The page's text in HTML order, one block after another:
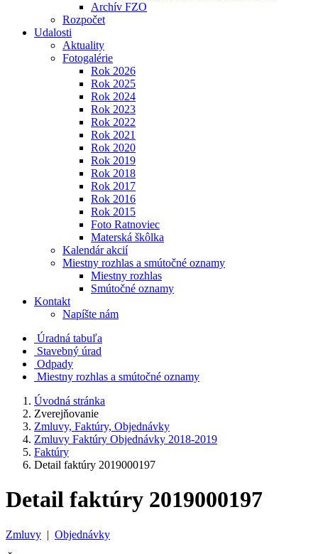
Archív FZO
Rozpočet
Udalosti
Aktuality
Fotogalérie
Rok 2026
Rok 2025
Rok 2024
Rok 2023
Rok 2022
Rok 2021
Rok 2020
Rok 2019
Rok 2018
Rok 2017
Rok 2016
Rok 2015
Foto Ratnoviec
Materská škôlka
Kalendár akcií
Miestny rozhlas a smútočné oznamy
Miestny rozhlas
Smútočné oznamy
Kontakt
Napíšte nám
Úradná tabuľa
Stavebný úrad
Odpady
Miestny rozhlas a smútočné oznamy
Úvodná stránka
Zverejňovanie
Zmluvy, Faktúry, Objednávky
Zmluvy Faktúry Objednávky 2018-2019
Faktúry
Detail faktúry 2019000197
Detail faktúry 2019000197
Zmluvy | Objednávky